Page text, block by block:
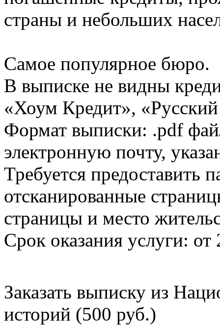
страны и небольших
Самое популярное бюро.
В выписке не видны
«Хоум Кредит»,
Формат выписки: .pdf
электронную почту,
Требуется предоставить
отсканированные
страницы и место
Срок оказания услуги: от
Заказать выписку из
историй (500 руб.)